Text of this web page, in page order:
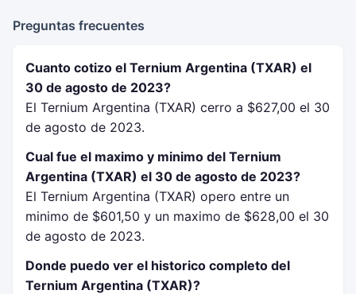
Preguntas frecuentes
Cuanto cotizo el Ternium Argentina (TXAR) el
30 de agosto de 2023?
El Ternium Argentina (TXAR) cerro a $627,00 el 30
de agosto de 2023.
Cual fue el maximo y minimo del Ternium
Argentina (TXAR) el 30 de agosto de 2023?
El Ternium Argentina (TXAR) opero entre un
minimo de $601,50 y un maximo de $628,00 el 30
de agosto de 2023.
Donde puedo ver el historico completo del
Ternium Argentina (TXAR)?